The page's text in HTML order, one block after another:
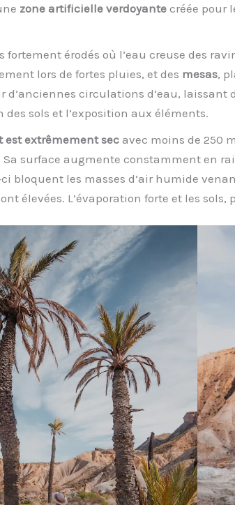
zone artificielle verdoyante créée pour
fortement érodés où l’eau creuse des
lors de fortes pluies, et des mesas,
d’anciennes circulations d’eau, laissant
sols et l’exposition aux éléments.
est extrêmement secavec moins de 250
surface augmente constamment en
ci bloquent les masses d’air humide
élevées. L’évaporation forte et les